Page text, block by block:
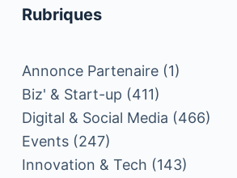
Rubriques
Annonce Partenaire(1)
Biz' & Start-up (411)
Digital & Social Media (466)
Events(247)
Innovation & Tech (143)